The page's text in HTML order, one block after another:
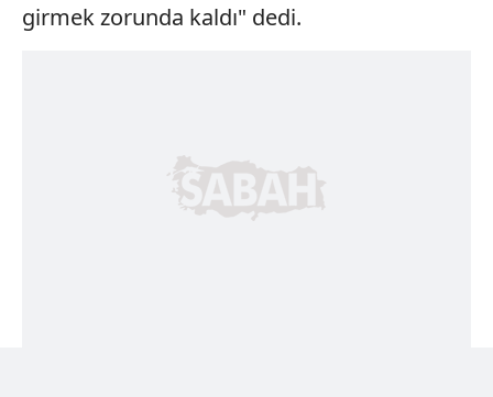
girmek zorunda kaldı" dedi.